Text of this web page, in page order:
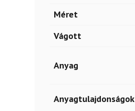
Méret
Vágott
Anyag
Anyagtulajdonságok